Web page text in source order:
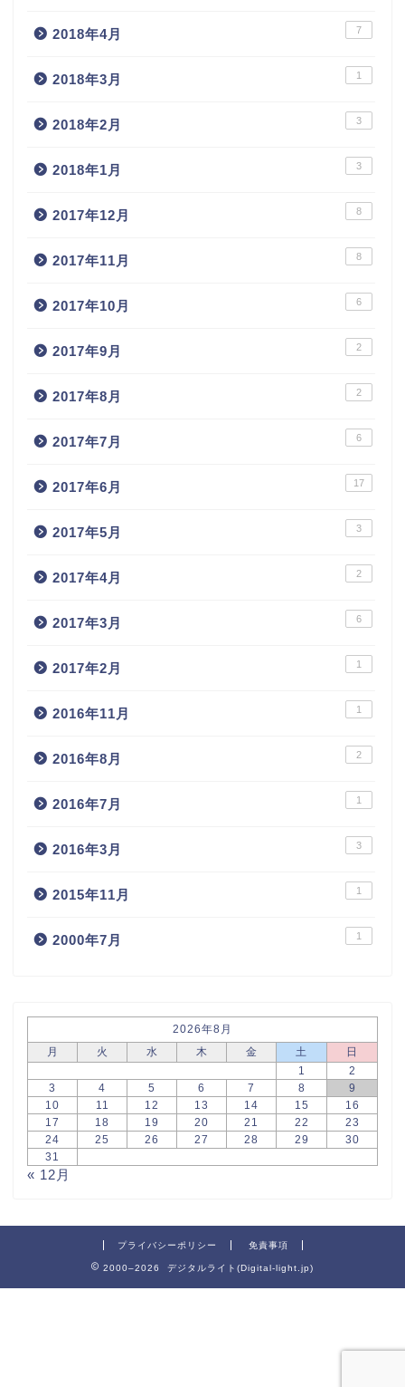
2018年4月 7
2018年3月 1
2018年2月 3
2018年1月 3
2017年12月 8
2017年11月 8
2017年10月 6
2017年9月 2
2017年8月 2
2017年7月 6
2017年6月 17
2017年5月 3
2017年4月 2
2017年3月 6
2017年2月 1
2016年11月 1
2016年8月 2
2016年7月 1
2016年3月 3
2015年11月 1
2000年7月 1
2026年8月
月
火 水 木 金 土
日
1
2
3
4 5 6 7 8
9
10
11 12 13 14 15
16
17
18 19 20 21 22
23
24
25 26 27 28 29
30
31
« 12月
プライバシーポリシー 免責事項
2000–2026 デジタルライト(Digital-light.jp)